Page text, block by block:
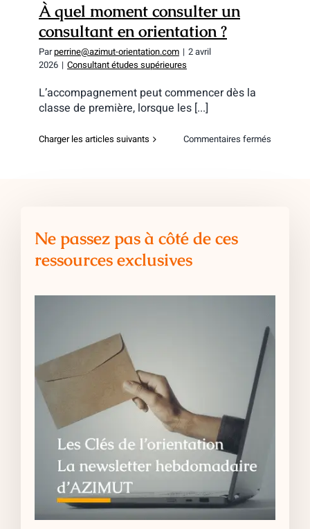
À quel moment consulter un
consultant en orientation ?
Parperrine@azimut-orientation.com | 2 avril
2026 | Consultant études supérieures
L’accompagnement peut commencer dès la
classe de première, lorsque les [...]
Charger les articles suivants Commentaires fermés
Ne passez pas à côté de ces
ressources exclusives